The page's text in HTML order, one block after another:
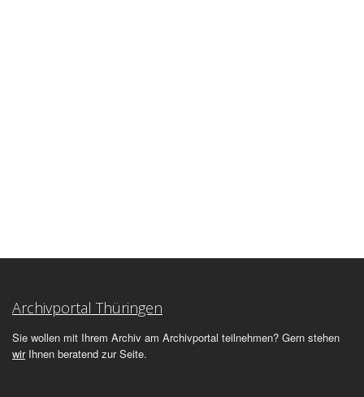
Archivportal Thüringen
Sie wollen mit Ihrem Archiv am Archivportal teilnehmen? Gern stehen
wirIhnen beratend zur Seite.